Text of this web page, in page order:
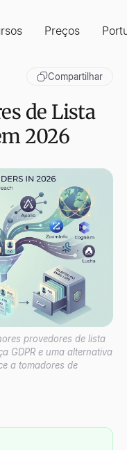
Preços
Compartilhar
de Lista
2026
provedores de lista
GDPR e uma alternativa
a tomadores de